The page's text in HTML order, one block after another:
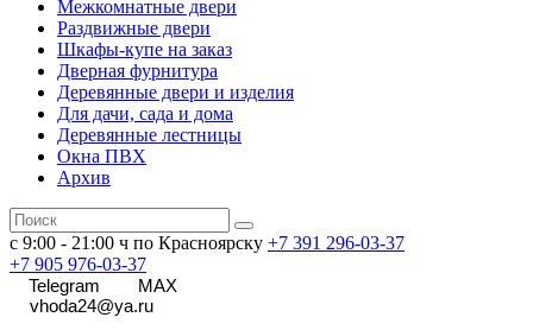
Межкомнатные двери
Раздвижные двери
Шкафы-купе на заказ
Дверная фурнитура
Деревянные двери и изделия
Для дачи, сада и дома
Деревянные лестницы
Окна ПВХ
Архив
с 9:00 - 21:00 ч по Красноярску +7 391 296-03-37
+7 905 976-03-37
Telegram
MAX
vhoda24@ya.ru